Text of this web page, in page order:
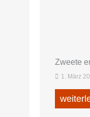
Zweete
1. März